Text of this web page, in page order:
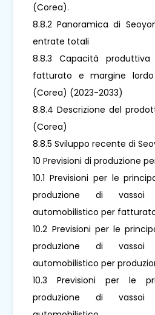
(Corea).
8.8.2 Panoramica di
entrate totali
8.8.3 Capacità
fatturato e margine
(Corea) (2023-2033)
8.8.4 Descrizione del
(Corea)
8.8.5 Sviluppo recente di
10 Previsioni di produzione
10.1 Previsioni per le
produzione di vassoi
automobilistico per
10.2 Previsioni per le
produzione di vassoi
automobilistico per
10.3 Previsioni per le
produzione di vassoi